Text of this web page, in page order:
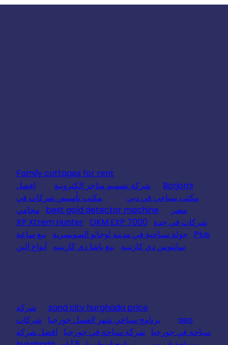
Family cottages for rent
Borjomi
شركة تصميم متاجر الكترونية
افضل
مكتب سياحي في دبي
مكتب تأسيس شركات في
مصر
best gold detector machine
محامي
شركات في جدة
XP Xtrem Hunter OKM EXP 7000
Plus
جولة سياحية في مدينة لوجانو السويسرية
بيع ساعة
سانتوس دي كارتييه
بيع باشا دي كارتييه أنواع البن
sand city hurghada price
شركة
seo
برنامج سياحي شهر العسل جورجيا
شركات
سياحة في جورجيا
شركة سياحة في جورجيا
افضل شركة